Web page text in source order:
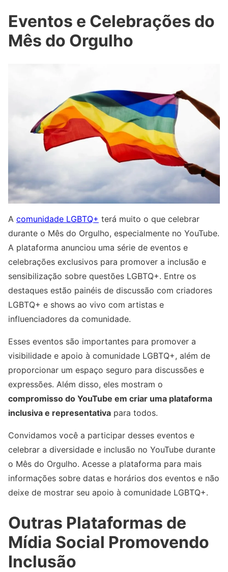
Eventos e Celebrações do
Mês do Orgulho
A comunidade LGBTQ+ terá muito o que celebrar
durante o Mês do Orgulho, especialmente no YouTube.
A plataforma anunciou uma série de eventos e
celebrações exclusivos para promover a inclusão e
sensibilização sobre questões LGBTQ+. Entre os
destaques estão painéis de discussão com criadores
LGBTQ+ e shows ao vivo com artistas e
influenciadores da comunidade.
Esses eventos são importantes para promover a
visibilidade e apoio à comunidade LGBTQ+, além de
proporcionar um espaço seguro para discussões e
expressões. Além disso, eles mostram o
compromisso do YouTube em criar uma plataforma
inclusiva e representativa para todos.
Convidamos você a participar desses eventos e
celebrar a diversidade e inclusão no YouTube durante
o Mês do Orgulho. Acesse a plataforma para mais
informações sobre datas e horários dos eventos e não
deixe de mostrar seu apoio à comunidade LGBTQ+.
Outras Plataformas de
Mídia Social Promovendo
Inclusão